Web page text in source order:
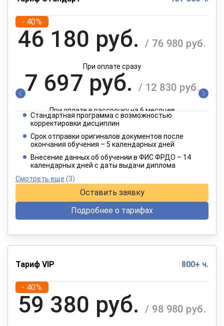
- 40%
46 180 руб. / 76 980 руб.
При оплате сразу
7 697 руб. / 12 830 руб.
При оплате в рассрочку на 6 месяцев
3 849 руб.
При оплате в рассрочку на 12 месяцев
Стандартная программа с возможностью
корректировки дисциплин
Срок отправки оригиналов документов после
окончания обучения – 5 календарных дней
Внесение данных об обучении в ФИС ФРДО – 14
календарных дней с даты выдачи диплома
Смотреть еще (3)
Оставить заявку
Подробнее о тарифах
Тариф VIP 800+ ч.
- 40%
59 380 руб. / 98 980 руб.